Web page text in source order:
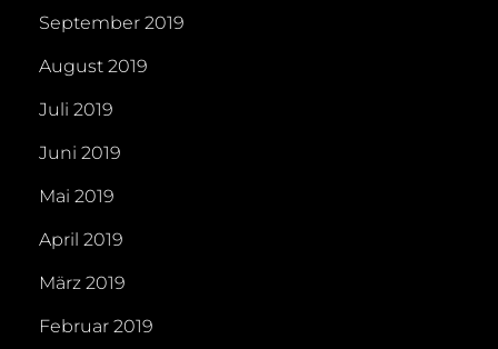
September 2019
August 2019
Juli 2019
Juni 2019
Mai 2019
April 2019
März 2019
Februar 2019